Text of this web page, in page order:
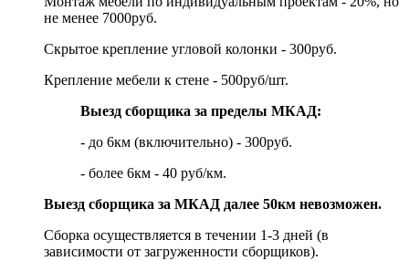
не менее 7000руб.
Скрытое крепление угловой колонки - 300руб.
Крепление мебели к стене - 500руб/шт.
Выезд сборщика за пределы МКАД:
- до 6км (включительно) - 300руб.
- более 6км - 40 руб/км.
Выезд сборщика за МКАД далее 50км невозможен.
Сборка осуществляется в течении 1-3 дней (в
зависимости от загруженности сборщиков).